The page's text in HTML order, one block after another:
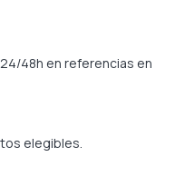
48h en referencias en
elegibles.